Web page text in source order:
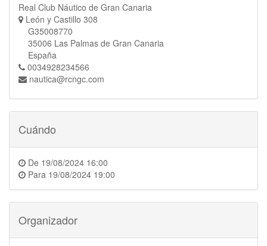
Real Club Náutico de Gran Canaria
León y Castillo 308
G35008770
35006 Las Palmas de Gran Canaria
España
0034928234566
nautica@rcngc.com
Cuándo
De 19/08/2024 16:00
Para 19/08/2024 19:00
Organizador